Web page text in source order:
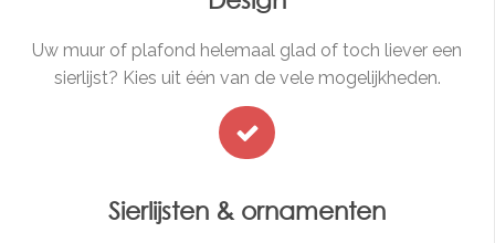
Uw muur of plafond helemaal glad of toch liever een
sierlijst? Kies uit één van de vele mogelijkheden.
Sierlijsten & ornamenten